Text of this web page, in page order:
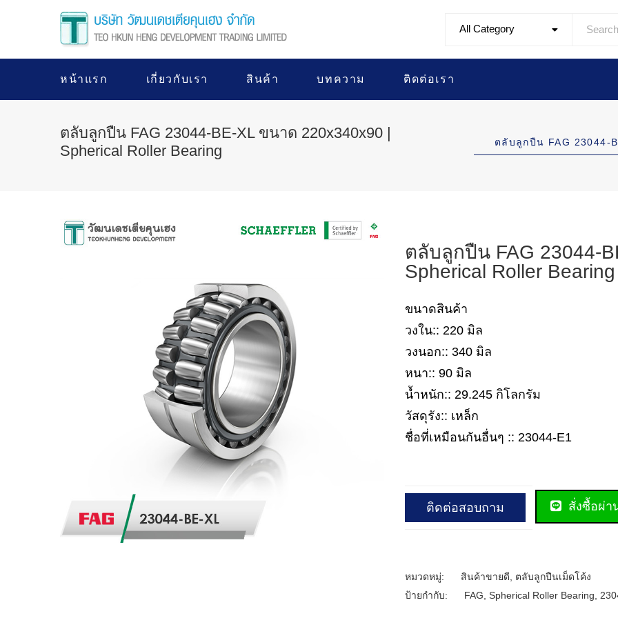
All Category
หน้าแรก เกี่ยวกับเรา สินค้า บทความ ติดต่อเรา
ตลับลูกปืน FAG 23044-BE-XL ขนาด 220x340x90 |
Spherical Roller Bearing
ตลับลูกปืน FAG 23044-
ตลับลูกปืน FAG 23044-
Spherical Roller Bearing
ขนาดสินค้า
วงใน:: 220 มิล
วงนอก:: 340 มิล
หนา:: 90 มิล
น้ำหนัก:: 29.245 กิโลกรัม
วัสดุรัง:: เหล็ก
ชื่อที่เหมือนกันอื่นๆ :: 23044-E1
ติดต่อสอบถาม สั่งซื้อผ่า
หมวดหมู่: สินค้าขายดี
ตลับลูกปืนเม็ดโค้ง
ป้ายกำกับ:
FAG Spherical Roller Bearing